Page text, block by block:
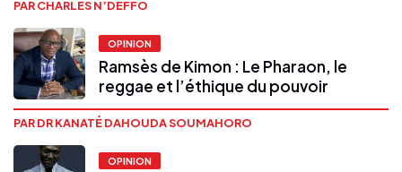
PAR CHARLES N’DEFFO
OPINION
Ramsès de Kimon : Le Pharaon, le
reggae et l’éthique du pouvoir
PAR DR KANATÉ DAHOUDA SOUMAHORO
OPINION